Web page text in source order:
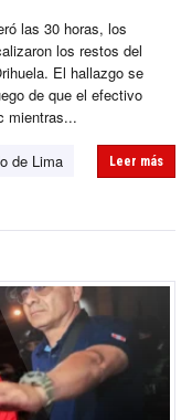
las 30 horas, los
los restos del
El hallazgo se
de que el efectivo
mientras...
de Lima
Leer más